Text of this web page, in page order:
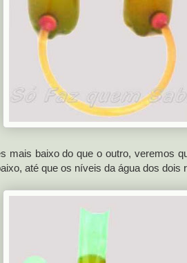
mais baixo do que o outro, veremos
até que os níveis da água dos dois